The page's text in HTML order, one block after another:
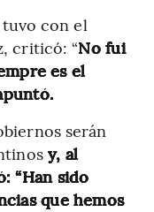
con el
criticó: “No fui
es el
serán
y, al
“Han sido
que hemos